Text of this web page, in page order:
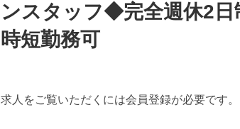
ンスタッフ◆完全週休2
時短勤務可
求人をご覧いただくには会員登録が必要です。